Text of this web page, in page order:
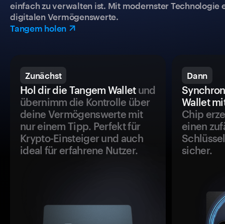
einfach zu verwalten ist. Mit modernster
digitalen Vermögenswerte.
Tangem holen
Zunächst
Hol dir die Tangem Walletund
übernimm die Kontrolle über
deine Vermögenswerte mit
nur einem Tipp. Perfekt für
Krypto-Einsteiger und auch
ideal für erfahrene Nutzer.
Dann
Wallet
Chip
einen
sicher.